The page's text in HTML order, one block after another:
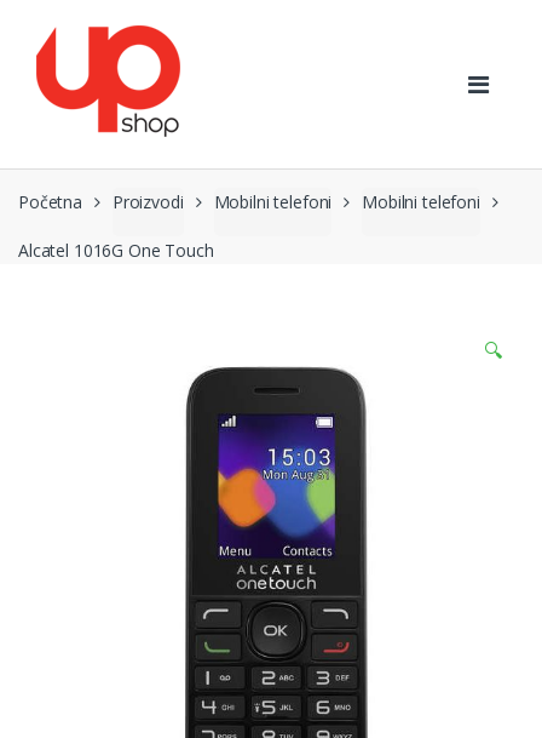
Početna Proizvodi Mobilni telefoni Mobilni telefoni
Alcatel 1016G One Touch
🔍